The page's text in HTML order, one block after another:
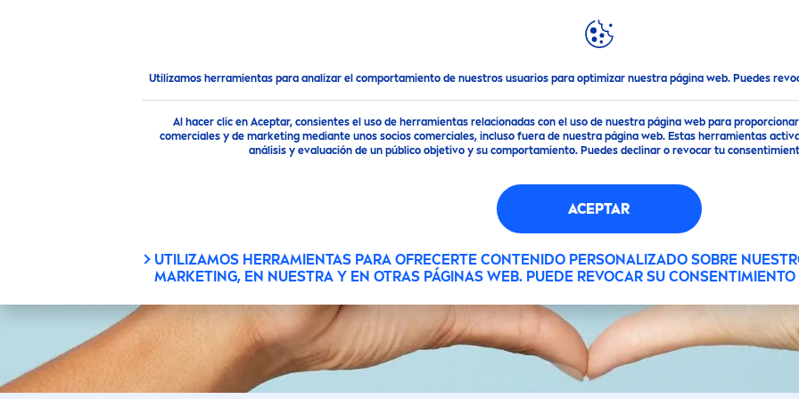
Utilizamos herramientas para analizar el comportamiento de nuestros usuarios para optimizar nuestra página web. Puedes
Al hacer clic en Aceptar, consientes el uso de herramientas relacionadas con el uso de nuestra página web para
comerciales y de marketing mediante unos socios comerciales, incluso fuera de nuestra página web. Estas herramientas
análisis y evaluación de un público objetivo y su comportamiento. Puedes declinar o revocar tu
ACEPTAR
UTILIZAMOS HERRAMIENTAS PARA OFRECERTE CONTENIDO PERSONALIZADO SOBRE
MARKETING, EN NUESTRA Y EN OTRAS PÁGINAS WEB. PUEDE REVOCAR SU
MUNDONIVEA
Cuidado Corporal Cremas para las manosNivea